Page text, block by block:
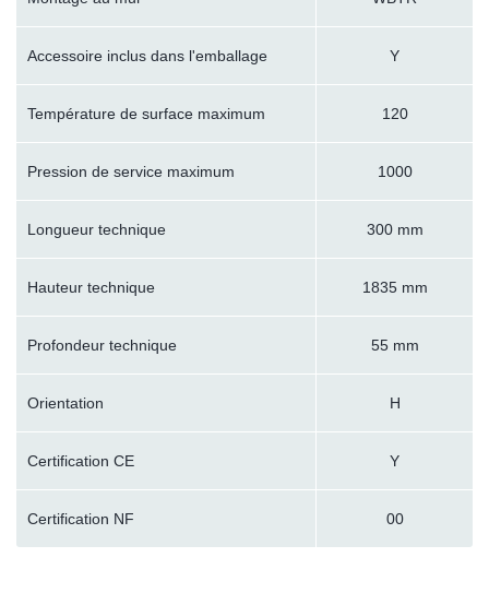
Accessoire inclus dans l'emballage Y
Température de surface maximum 120
Pression de service maximum 1000
Longueur technique 300 mm
Hauteur technique 1835 mm
Profondeur technique 55 mm
Orientation H
Certification CE Y
Certification NF 00